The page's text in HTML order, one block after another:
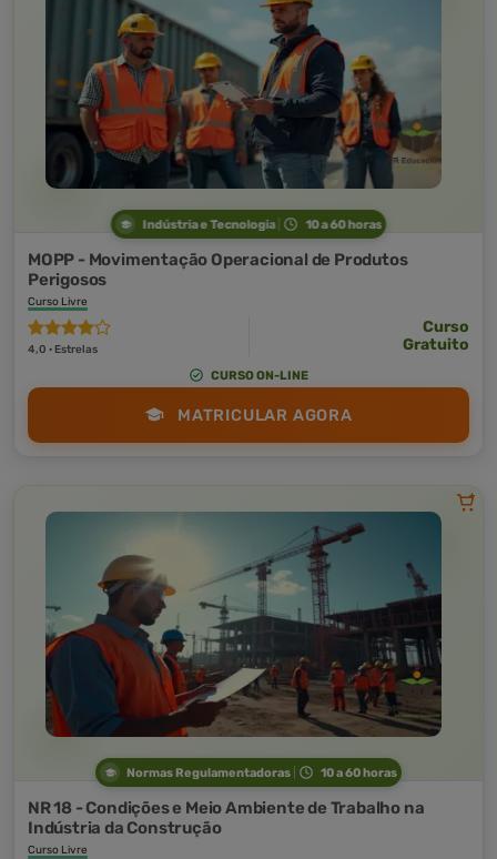
Indústria e Tecnologia 10 a 60 horas
MOPP - Movimentação Operacional de Produtos
Perigosos
Curso Livre
4,0 · Estrelas
Curso
Gratuito
CURSO ON-LINE
MATRICULAR AGORA
Normas Regulamentadoras 10 a 60 horas
NR 18 - Condições e Meio Ambiente de Trabalho na
Indústria da Construção
Curso Livre